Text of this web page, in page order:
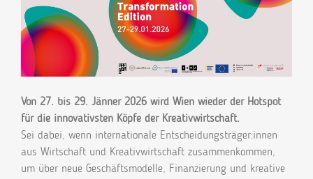
Von 27. bis 29. Jänner 2026 wird Wien wieder der Hotspot
für die innovativsten Köpfe der Kreativwirtschaft.
Sei dabei, wenn internationale Entscheidungsträger:innen
aus Wirtschaft und Kreativwirtschaft zusammenkommen,
um über neue Geschäftsmodelle, Finanzierung und kreative